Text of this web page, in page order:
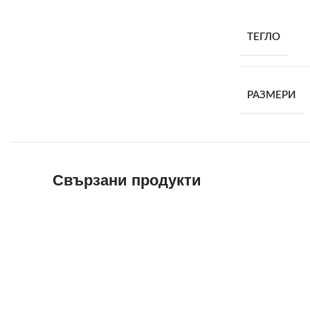
ТЕГЛО
РАЗМЕРИ
Свързани продукти